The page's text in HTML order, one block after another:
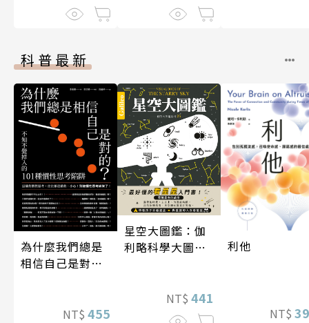
科普最新
為什麼我們總是
相信自己是對
NT$ 455
星空大圖鑑：伽
利略科學大圖鑑
NT$ 441
利他
NT$